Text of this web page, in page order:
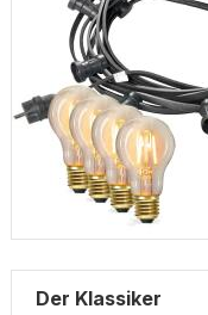
Der Klassiker